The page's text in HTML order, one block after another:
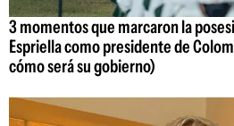
3 momentos que marcaron la
Espriella como presidente de
cómo será su gobierno)